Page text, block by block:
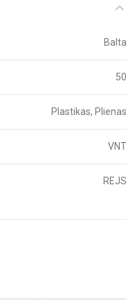
Balta
50
Plastikas, Plienas
VNT
REJS